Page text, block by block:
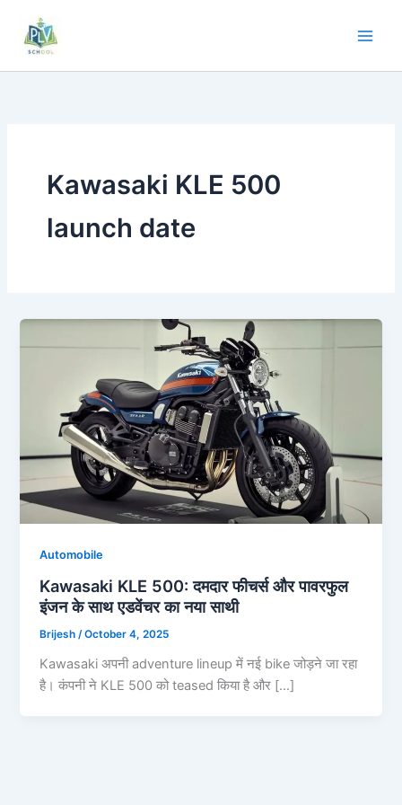
Kawasaki KLE 500
launch date
Automobile
Kawasaki KLE 500: दमदार फीचर्स और पावरफुल
इंजन के साथ एडवेंचर का नया साथी
Brijesh/October 4, 2025
Kawasaki अपनी adventure lineup में नई bike जोड़ने जा रहा
है। कंपनी ने KLE 500 को teased किया है और […]